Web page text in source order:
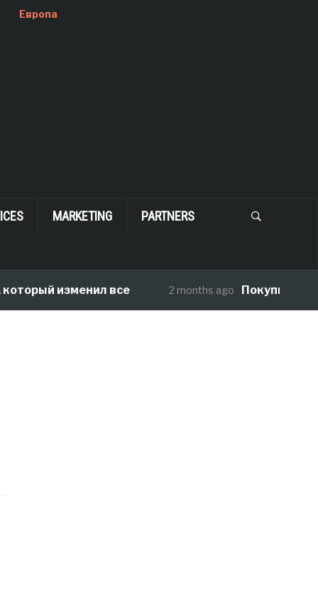
Европа
MARKETING PARTNERS
изменил все 2 months ago Покупка дома в